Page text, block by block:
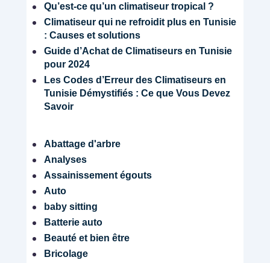
Qu’est-ce qu’un climatiseur tropical ?
Climatiseur qui ne refroidit plus en Tunisie
: Causes et solutions
Guide d’Achat de Climatiseurs en Tunisie
pour 2024
Les Codes d’Erreur des Climatiseurs en
Tunisie Démystifiés : Ce que Vous Devez
Savoir
Abattage d'arbre
Analyses
Assainissement égouts
Auto
baby sitting
Batterie auto
Beauté et bien être
Bricolage